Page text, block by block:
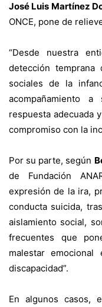
José Luis Martínez
ONCE, pone de
“Desde nuestra
detección temprana
sociales de la
acompañamiento
respuesta adecuada
compromiso con la
Por su parte, según
de Fundación
expresión de la ira,
conducta suicida,
aislamiento social,
frecuentes que
malestar
discapacidad”.
En algunos casos,